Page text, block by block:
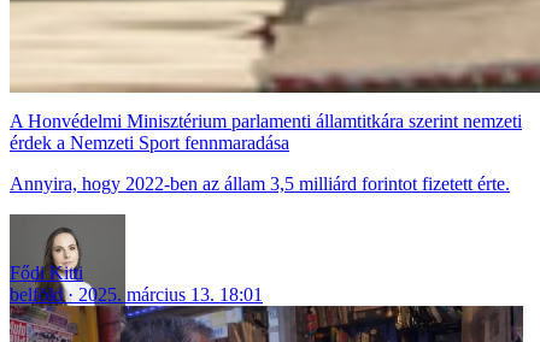
A Honvédelmi Minisztérium parlamenti államtitkára szerint nemzeti
érdek a Nemzeti Sport fennmaradása
Annyira, hogy 2022-ben az állam 3,5 milliárd forintot fizetett érte.
Fődi Kitti
belföld
2025. március 13. 18:01